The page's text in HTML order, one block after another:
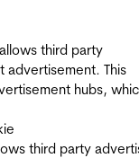
third party
This
hubs,
third party